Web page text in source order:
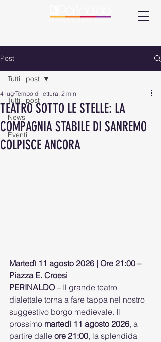
Post
Tutti i post
News
Eventi
Tutti i post
TEATRO SOTTO LE STELLE: LA
COMPAGNIA STABILE DI SANREMO
COLPISCE ANCORA
4 lug Tempo di lettura: 2 min
Martedì 11 agosto 2026 | Ore 21:00 –
Piazza E. Croesi
PERINALDO – Il grande teatro
dialettale torna a fare tappa nel nostro
suggestivo borgo medievale. Il
prossimo martedì 11 agosto 2026, a
partire dalle ore 21:00, la splendida